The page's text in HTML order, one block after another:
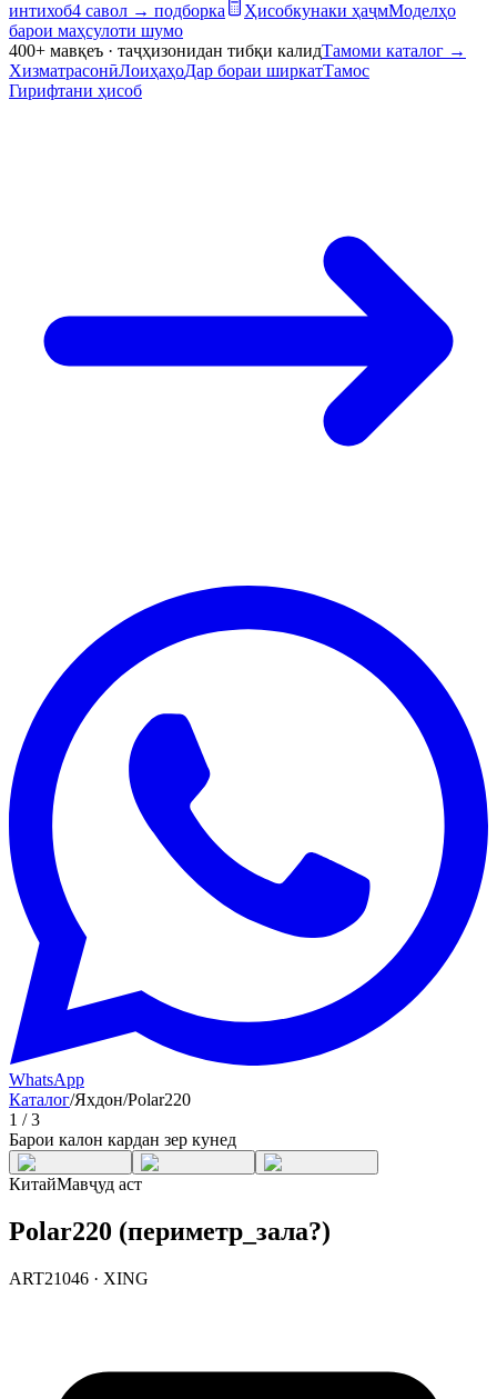
интихоб4 савол → подборка Ҳисобкунаки ҳаҷмМоделҳо
барои маҳсулоти шумо
400+ мавқеъ · таҷҳизонидан тибқи калидТамоми каталог →
ХизматрасонӣЛоиҳаҳоДар бораи ширкатТамос
Гирифтани ҳисоб
WhatsApp
Каталог/Яхдон/Polar220
1 /3
Барои калон кардан зер кунед
КитайМавҷуд аст
Polar220 (периметр_зала?)
ART21046 · XING